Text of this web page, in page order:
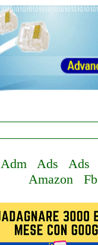
Adm Ads Ads
Amazon
Fb